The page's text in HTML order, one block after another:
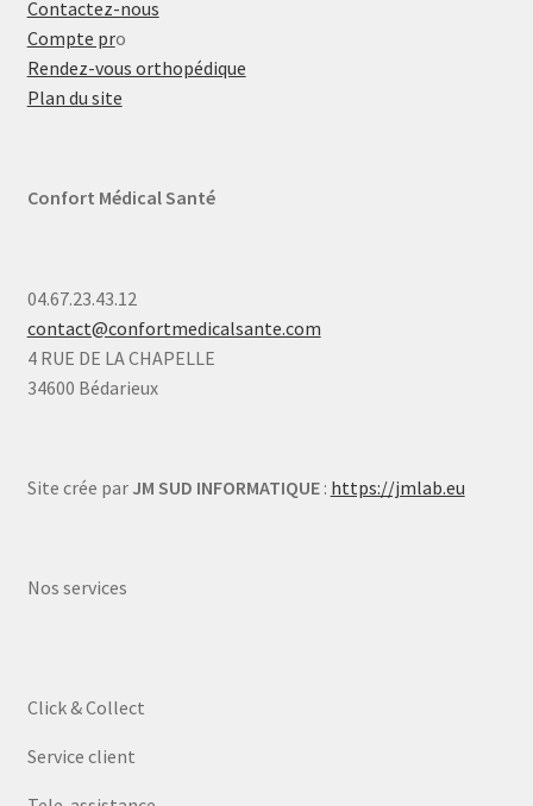
Contactez-nous
Compte pro
Rendez-vous orthopédique
Plan du site
Confort Médical Santé
04.67.23.43.12
contact@confortmedicalsante.com
4 RUE DE LA CHAPELLE
34600 Bédarieux
Site crée par JM SUD INFORMATIQUE: https://jmlab.eu
Nos services
Click & Collect
Service client